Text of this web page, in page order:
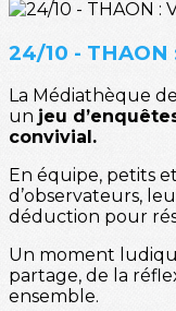
24/10 -
La Médiathèque
un jeu
convivial.
En équipe, petits
d’observateurs,
déduction pour
Un moment
partage, de la
ensemble.